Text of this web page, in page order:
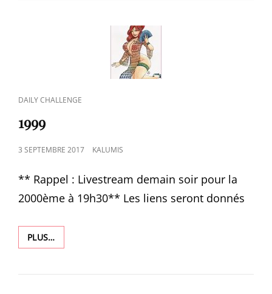
CAT
DAILY CHALLENGE
1999
POSTED
3 SEPTEMBRE 2017 KALUMIS
** Rappel : Livestream demain soir pour la
2000ème à 19h30** Les liens seront donnés
PLUS…1999